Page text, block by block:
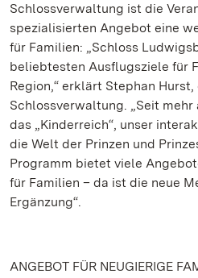
Schlossverwaltung ist die
spezialisierten Angebot eine
für Familien: „Schloss
beliebtesten Ausflugsziele für
Region,“ erklärt Stephan
Schlossverwaltung. „Seit
das „Kinderreich“, unser
die Welt der Prinzen und
Programm bietet viele
für Familien – da ist die neue
Ergänzung“.
ANGEBOT FÜR NEUGIERIGE